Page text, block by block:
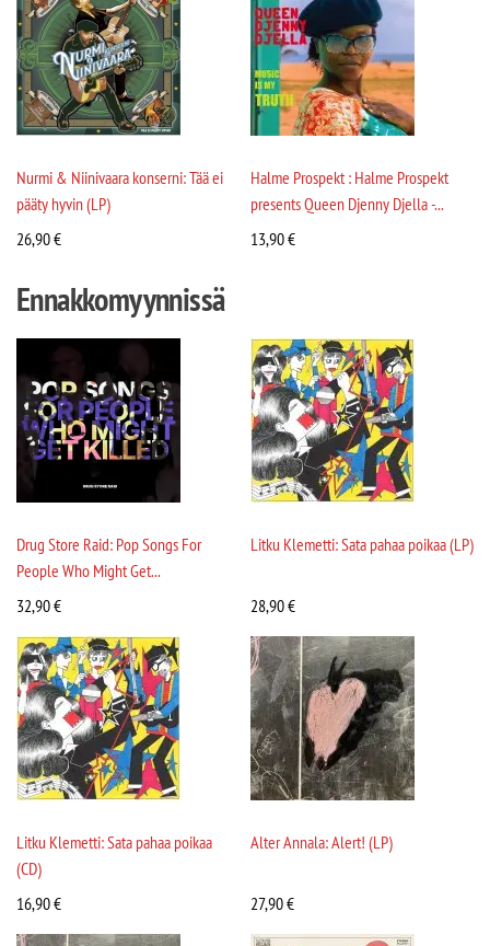
Nurmi & Niinivaara konserni: Tää ei
pääty hyvin (LP)
26,90€
Halme Prospekt : Halme Prospekt
presents Queen Djenny Djella -...
13,90€
Ennakkomyynnissä
Drug Store Raid: Pop Songs For
People Who Might Get...
32,90€
Litku Klemetti: Sata pahaa poikaa (LP)
28,90€
Litku Klemetti: Sata pahaa poikaa
(CD)
16,90€
Alter Annala: Alert! (LP)
27,90€